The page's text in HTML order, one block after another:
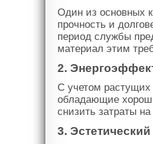
Один из основных
прочность и
период службы
материал этим
2.
С учетом
обладающие
снизить затраты
3.